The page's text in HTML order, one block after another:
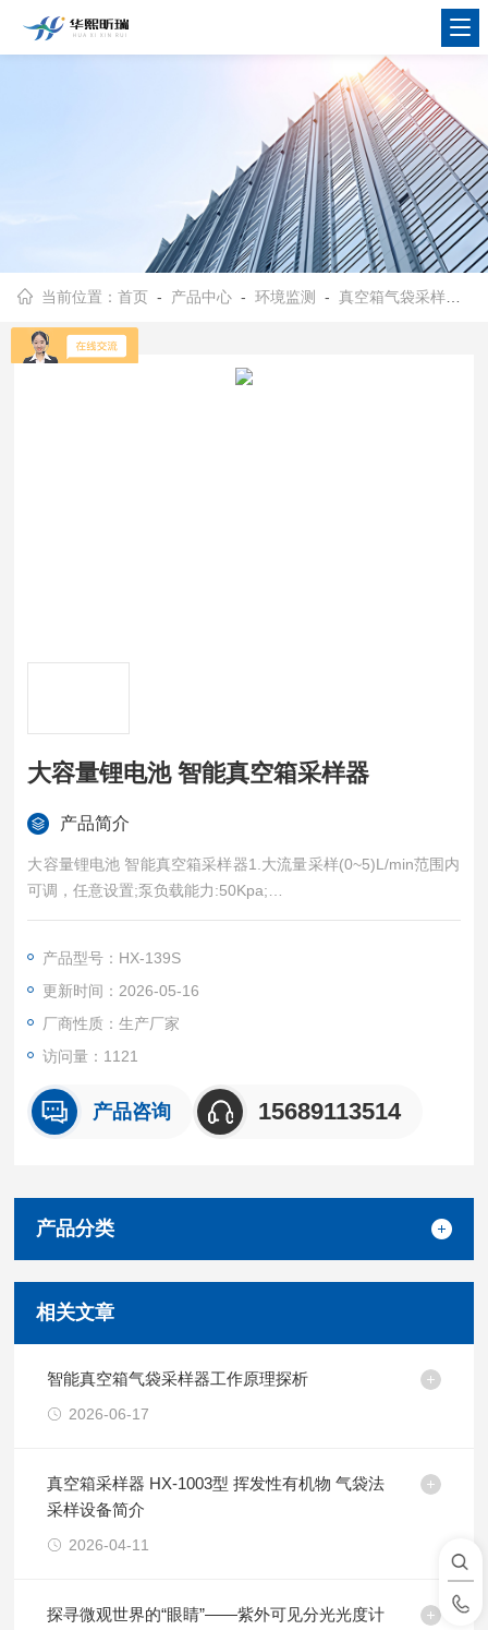
当前位置：首页 - 产品中心 -环境监测 -真空箱气袋采样器
大容量锂电池 智能真空箱采样器
产品简介
大容量锂电池 智能真空箱采样器1.大流量采样(0~5)L/min范围内
可调，任意设置;泵负载能力:50Kpa;
置;泵负载能力:50Kpa;
3.满足新标准要求;采样箱可形成15KPa负压，选配定位、授时、
日志功能;
4.满足新标准要求;加热制冷取样管温度支持485通讯实时测量显
示或手动输入显示;
产品型号：HX-139S
更新时间：2026-05-16
厂商性质：生产厂家
访问量：1121
产品咨询 15689113514
产品分类
相关文章
智能真空箱气袋采样器工作原理探析
2026-06-17
真空箱采样器 HX-1003型 挥发性有机物 气袋法
采样设备简介
2026-04-11
探寻微观世界的“眼睛”——紫外可见分光光度计